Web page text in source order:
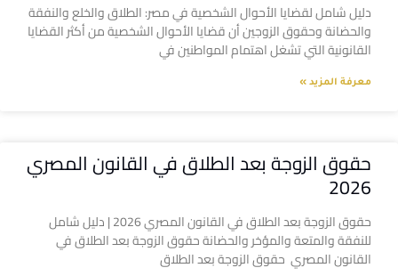
دليل شامل لقضايا الأحوال الشخصية في مصر: الطلاق والخلع والنفقة
والحضانة وحقوق الزوجين أن قضايا الأحوال الشخصية من أكثر القضايا
القانونية التي تشغل اهتمام المواطنين في
معرفة المزيد »
حقوق الزوجة بعد الطلاق في القانون المصري
2026
حقوق الزوجة بعد الطلاق في القانون المصري 2026 | دليل شامل
للنفقة والمتعة والمؤخر والحضانة حقوق الزوجة بعد الطلاق في
القانون المصري حقوق الزوجة بعد الطلاق